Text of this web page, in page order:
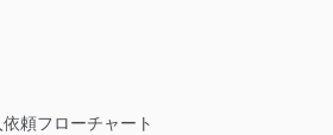
頼フローチャート